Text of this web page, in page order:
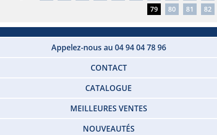
79
80 81 82
Appelez-nous au 04 94 04 78 96
CONTACT
CATALOGUE
MEILLEURES VENTES
NOUVEAUTÉS